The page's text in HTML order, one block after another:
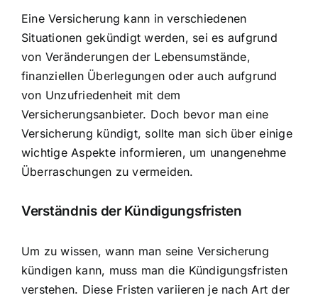
Eine Versicherung kann in verschiedenen
Situationen gekündigt werden, sei es aufgrund
von Veränderungen der Lebensumstände,
finanziellen Überlegungen oder auch aufgrund
von Unzufriedenheit mit dem
Versicherungsanbieter. Doch bevor man eine
Versicherung kündigt, sollte man sich über einige
wichtige Aspekte informieren, um unangenehme
Überraschungen zu vermeiden.
Verständnis der Kündigungsfristen
Um zu wissen, wann man seine Versicherung
kündigen kann, muss man die Kündigungsfristen
verstehen. Diese Fristen variieren je nach Art der